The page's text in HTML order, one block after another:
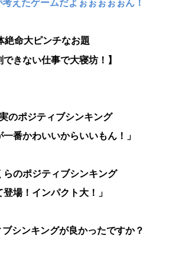
えたゲームだよぉぉぉぉぉん！
絶命大ピンチなお題
きない仕事で大寝坊！ 】
のポジティブシンキング
一番かわいいからいいもん！」
のポジティブシンキング
登場！インパクト大！」
シンキングが良かったですか？